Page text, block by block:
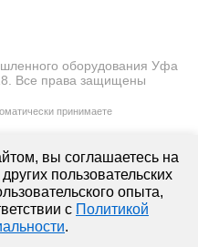
оборудования Уфа
Все права защищены
принимаете
вы соглашаетесь на
пользовательских
опыта,
с Политикой
.